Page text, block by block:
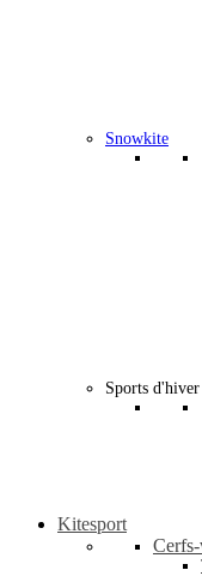
Snowkite
Sports d'hiver
Kitesport
Cerfs-